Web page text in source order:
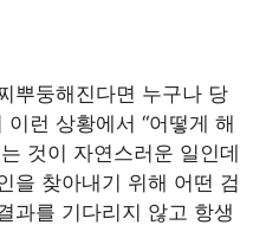
뿌둥해진다면 누구나 당
런 상황에서 “어떻게 해
것이 자연스러운 일인데
을 찾아내기 위해 어떤 검
과를 기다리지 않고 항생